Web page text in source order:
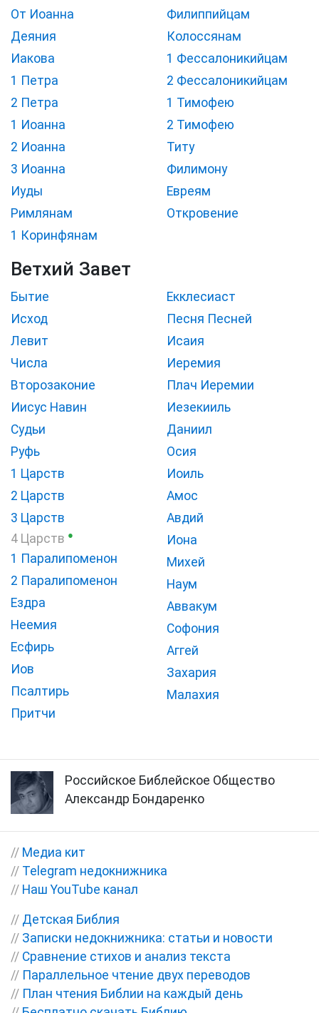
От Иоанна
Деяния
Иакова
1 Петра
2 Петра
1 Иоанна
2 Иоанна
3 Иоанна
Иуды
Римлянам
1 Коринфянам
Филиппийцам
Колоссянам
1 Фессалоникийцам
2 Фессалоникийцам
1 Тимофею
2 Тимофею
Титу
Филимону
Евреям
Откровение
Ветхий Завет
Бытие
Исход
Левит
Числа
Второзаконие
Иисус Навин
Судьи
Руфь
1 Царств
2 Царств
3 Царств
4 Царств ●
1 Паралипоменон
2 Паралипоменон
Ездра
Неемия
Есфирь
Иов
Псалтирь
Притчи
Екклесиаст
Песня Песней
Исаия
Иеремия
Плач Иеремии
Иезекииль
Даниил
Осия
Иоиль
Амос
Авдий
Иона
Михей
Наум
Аввакум
Софония
Аггей
Захария
Малахия
Российское Библейское Общество
Александр Бондаренко
// Медиа кит
// Telegram недокнижника
// Наш YouTube канал
// Детская Библия
// Записки недокнижника: статьи и новости
// Сравнение стихов и анализ текста
// Параллельное чтение двух переводов
// План чтения Библии на каждый день